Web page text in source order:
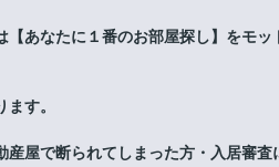
あなたに１番のお部屋探し】をモッ
す。
屋で断られてしまった方・入居審査